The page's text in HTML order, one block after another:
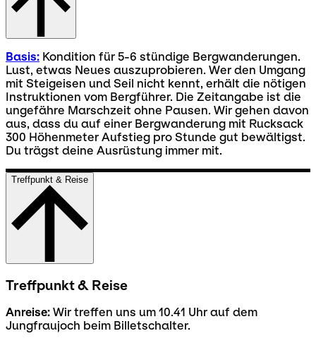
Basis: Kondition für 5-6 stündige Bergwanderungen.
Lust, etwas Neues auszuprobieren. Wer den Umgang
mit Steigeisen und Seil nicht kennt, erhält die nötigen
Instruktionen vom Bergführer. Die Zeitangabe ist die
ungefähre Marschzeit ohne Pausen. Wir gehen davon
aus, dass du auf einer Bergwanderung mit Rucksack
300 Höhenmeter Aufstieg pro Stunde gut bewältigst.
Du trägst deine Ausrüstung immer mit.
Treffpunkt & Reise
Treffpunkt & Reise
Anreise: Wir treffen uns um 10.41 Uhr auf dem
Jungfraujoch beim Billetschalter.